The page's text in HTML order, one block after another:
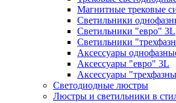
Магнитные трековые
Светильники
Светильники "евро" 3L
Светильники
Аксессуары
Аксессуары "евро" 3L
Аксессуары
Светодиодные люстры
Люстры и светильники в